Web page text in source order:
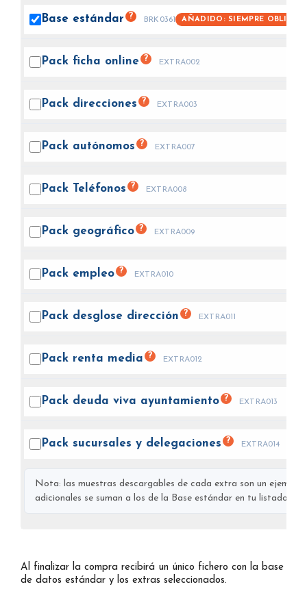
Base estándar ? BRK0361 AÑADIDO: SIEMPRE
Pack ficha online ? EXTRA002
Pack direcciones ? EXTRA003
Pack autónomos ? EXTRA007
Pack Teléfonos ? EXTRA008
Pack geográfico ? EXTRA009
Pack empleo ? EXTRA010
Pack desglose dirección ? EXTRA011
Pack renta media ? EXTRA012
Pack deuda viva ayuntamiento ? EXTRA013
Pack sucursales y delegaciones ? EXTRA014
Nota: las muestras descargables de cada extra son un
adicionales se suman a los de la Base estándar en tu listado
Al finalizar la compra recibirá un único fichero con la base
de datos estándar y los extras seleccionados.